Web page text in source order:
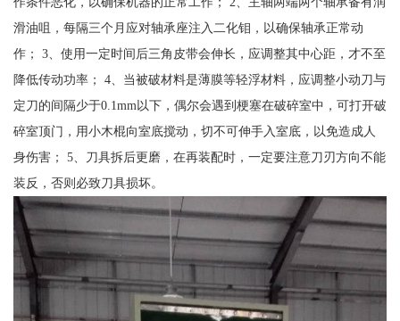
滑油咀，每隔三个月应对轴承座注入二化钼，以确保轴承正常动
作； 3、使用一定时间后三角皮带会伸长，应调整其中心距，才不至
降低传动功率； 4、当被破材料是薄膜等轻浮材料，应调整小动刀与
定刀的间隔少于0.1mm以下，偶尔会遇到梗塞在破碎室中，可打开破
碎室顶门，用小木棍向室底搅动，切不可伸手入室底，以免造成人
身伤害； 5、刀具拆后更磨，在再装配时，一定要注意刀刃方向不能
装反，否则必致刀具损坏。